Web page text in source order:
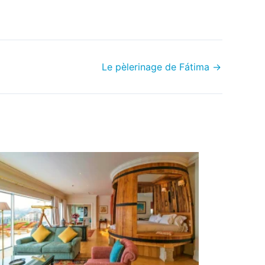
Le pèlerinage de Fátima →